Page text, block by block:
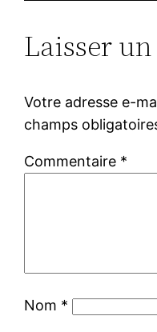
Laisser
Votre adresse e-
champs
Commentaire *
Nom *